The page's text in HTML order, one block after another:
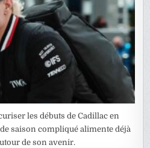
les débuts de Cadillac en
saison compliqué alimente déjà
de son avenir.